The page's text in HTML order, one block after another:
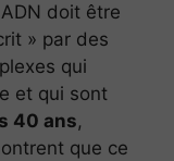
doit être
» par des
qui
et qui sont
40 ans,
que ce